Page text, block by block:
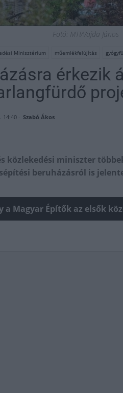
Fotó: MTI/Vajda János
Minisztérium műemlékfelújítás
érkezik
14:40 - Szabó Ákos
közlekedési miniszter
beruházásról is
Magyar Építők az elsők